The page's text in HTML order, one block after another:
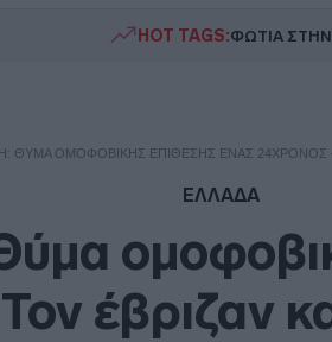
HOT TAGS:ΦΩΤΙΑ
ΘΎΜΑ ΟΜΟΦΟΒΙΚΉΣ ΕΠΊΘΕΣΗΣ ΈΝΑΣ 24ΧΡΟΝΟΣ
ΕΛΛΑΔΑ
έβριζαν